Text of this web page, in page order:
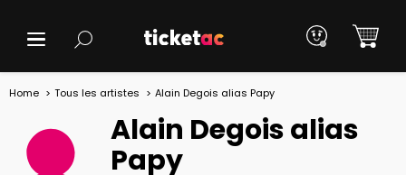
Home Tous les artistes Alain Degois alias Papy
Alain Degois alias
Papy